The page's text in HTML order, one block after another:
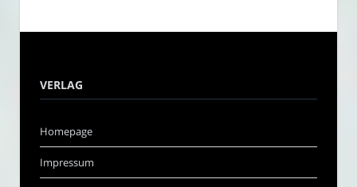
VERLAG
Homepage
Impressum